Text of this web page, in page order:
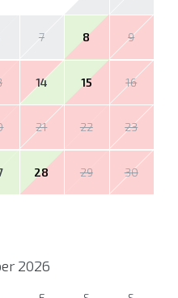
7 8 9
14 15 16
21 22 23
28 29 30
2026